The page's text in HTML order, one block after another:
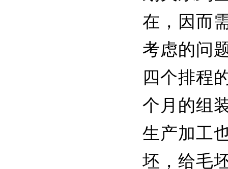
在，因而
考虑的问
四个排程
个月的组
生产加工
坯，给毛